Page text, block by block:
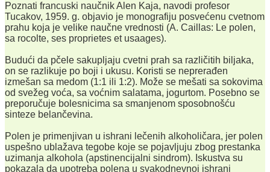
Poznati francuski naučnik Alen Kaja, navodi profesor
Tucakov, 1959. g. objavio je monografiju posvećenu cvetnom
prahu koja je velike naučne vrednosti (A. Caillas: Le polen,
sa rocolte, ses proprietes et usaages).
Budući da pčele sakupljaju cvetni prah sa različitih biljaka,
on se razlikuje po boji i ukusu. Koristi se neprerađen
izmešan sa medom (1:1 ili 1:2). Može se mešati sa sokovima
od svežeg voća, sa voćnim salatama, jogurtom. Posebno se
preporučuje bolesnicima sa smanjenom sposobnošću
sinteze belančevina.
Polen je primenjivan u ishrani lečenih alkoholičara, jer polen
uspešno ublažava tegobe koje se pojavljuju zbog prestanka
uzimanja alkohola (apstinencijalni sindrom). Iskustva su
pokazala da upotreba polena u svakodnevnoj ishrani